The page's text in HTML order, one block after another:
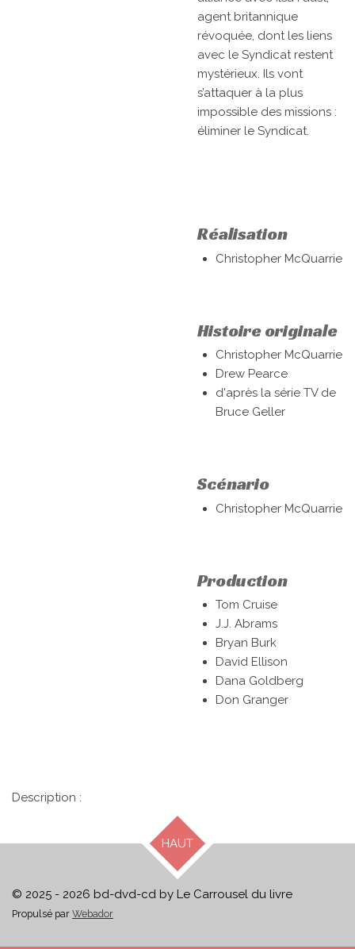
agent britannique
révoquée, dont les liens
avec le Syndicat restent
mystérieux. Ils vont
s’attaquer à la plus
impossible des missions :
éliminer le Syndicat.
Réalisation
Christopher McQuarrie
Histoire originale
Christopher McQuarrie
Drew Pearce
d'après la série TV de
Bruce Geller
Scénario
Christopher McQuarrie
Production
Tom Cruise
J.J. Abrams
Bryan Burk
David Ellison
Dana Goldberg
Don Granger
Description :
HAUT
© 2025 - 2026 bd-dvd-cd by Le Carrousel du livre
Propulsé par Webador